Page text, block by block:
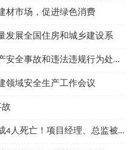
材市场，促进绿色消费
发展全国住房和城乡建设系
《西安市住建领域建筑工程生产安全事故和违法违规行为处理规
领域安全生产工作会议
故
住建部追责：工地发生事故造成4人死亡！项目经理、总监被吊